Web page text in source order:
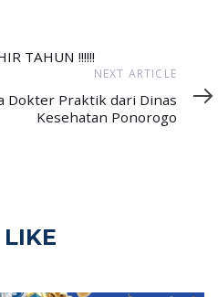
TAHUN !!!!!!
NEXT ARTICLE
Dokter Praktik dari Dinas
Kesehatan Ponorogo